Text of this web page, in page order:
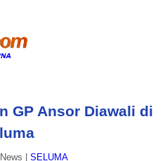
GP Ansor Diawali di
News SELUMA